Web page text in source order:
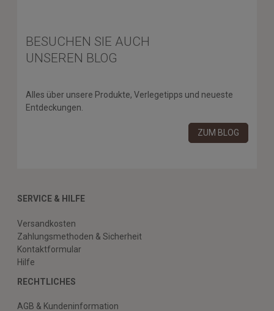
BESUCHEN SIE AUCH
UNSEREN BLOG
Alles über unsere Produkte, Verlegetipps und neueste
Entdeckungen.
ZUM BLOG
SERVICE & HILFE
Versandkosten
Zahlungsmethoden & Sicherheit
Kontaktformular
Hilfe
RECHTLICHES
AGB & Kundeninformation